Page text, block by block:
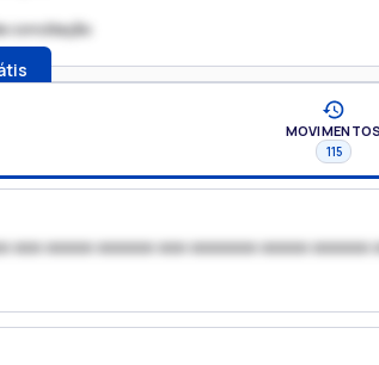
conciliação
MOVIMENTOS
115
xxx xxxxx xxxxxx xxx xxxxxxx xxxxx xxxxxx